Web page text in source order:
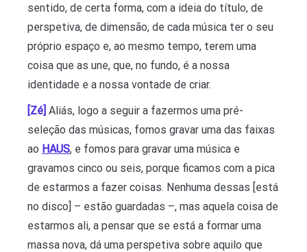
sentido, de certa forma, com a ideia do título, de
perspetiva, de dimensão, de cada música ter o seu
próprio espaço e, ao mesmo tempo, terem uma
coisa que as une, que, no fundo, é a nossa
identidade e a nossa vontade de criar.
[Zé] Aliás, logo a seguir a fazermos uma pré-
seleção das músicas, fomos gravar uma das faixas
ao HAUS, e fomos para gravar uma música e
gravamos cinco ou seis, porque ficamos com a pica
de estarmos a fazer coisas. Nenhuma dessas [está
no disco] – estão guardadas –, mas aquela coisa de
estarmos ali, a pensar que se está a formar uma
massa nova, dá uma perspetiva sobre aquilo que